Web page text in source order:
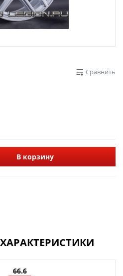
Сравнить
В корзину
66.6